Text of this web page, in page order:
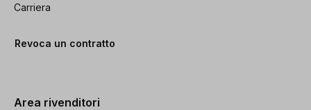
Carriera
Revoca un contratto
Area rivenditori